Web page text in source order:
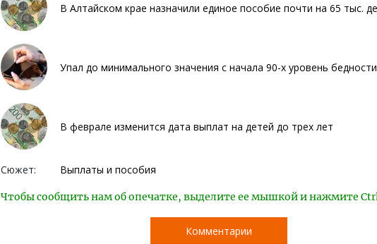
В Алтайском крае назначили единое пособие почти на 65 тыс.
Упал до минимального значения с начала 90-х уровень
В феврале изменится дата выплат на детей до трех лет
Сюжет: Выплаты и пособия
Чтобы сообщить нам об опечатке, выделите ее мышкой и нажмите
Комментарии